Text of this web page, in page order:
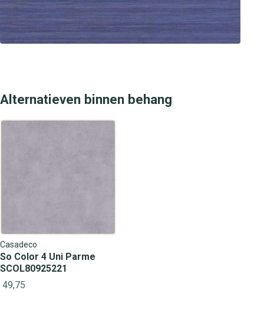
verdient.
Alternatieven binnen behang
Casadeco
So Color 4 Uni Parme
SCOL80925221
49,75